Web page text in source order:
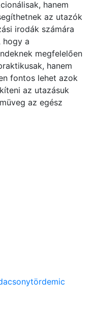
hanem
az utazók
irodák számára
hogy a
megfelelően
hanem
fontos lehet azok
az utazásuk
az egész